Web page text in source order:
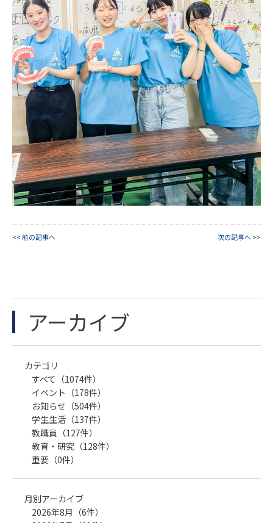
<< 前の記事へ 次の記事へ >>
アーカイブ
カテゴリ
すべて（1074件）
イベント（178件）
お知らせ（504件）
学生生活（137件）
教職員（127件）
教育・研究（128件）
重要（0件）
月別アーカイブ
2026年8月（6件）